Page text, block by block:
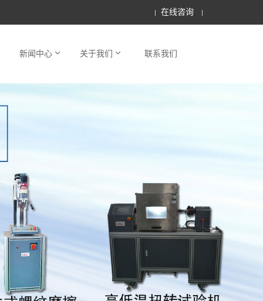
在线咨询
新闻中心 关于我们 联系我们